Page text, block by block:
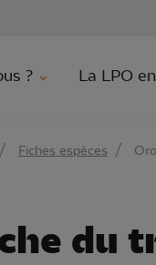
? La LPO
Fiches espèces
du